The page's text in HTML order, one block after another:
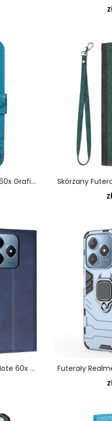
Etui Folio Do Realme Note 60x Graficzny Motyl
Skórzany Futerał Realme Note 60x Etui Na Telefon Styl Biznesowy